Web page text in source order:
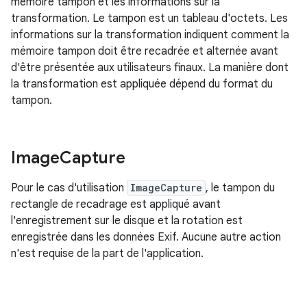
transformation. Le tampon est un tableau d'octets. Les
informations sur la transformation indiquent comment la
mémoire tampon doit être recadrée et alternée avant
d'être présentée aux utilisateurs finaux. La manière dont
la transformation est appliquée dépend du format du
tampon.
ImageCapture
Pour le cas d'utilisation ImageCapture , le tampon du
rectangle de recadrage est appliqué avant
l'enregistrement sur le disque et la rotation est
enregistrée dans les données Exif. Aucune autre action
n'est requise de la part de l'application.